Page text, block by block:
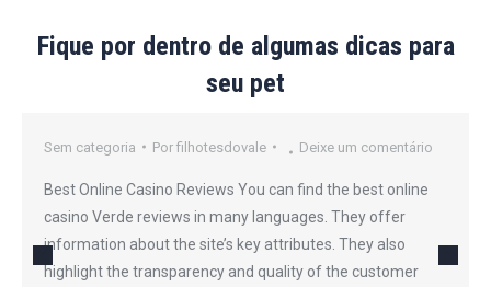
Fique por dentro de algumas dicas para
seu pet
Sem categoria Por filhotesdovale Deixe um comentário
Best Online Casino Reviews You can find the best online
casino Verde reviews in many languages. They offer
information about the site’s key attributes. They also
highlight the transparency and quality of the customer